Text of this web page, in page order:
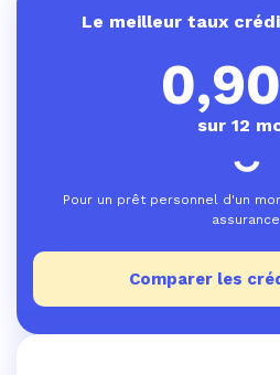
Le meilleur taux
sur 12
Pour un prêt personnel d'un
Comparer les